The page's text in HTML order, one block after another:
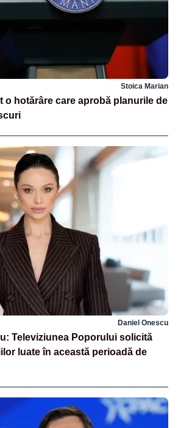
Stoica Marian
o hotărâre care aprobă planurile de
Daniel Onescu
Televiziunea Poporului solicită
luate în această perioadă de